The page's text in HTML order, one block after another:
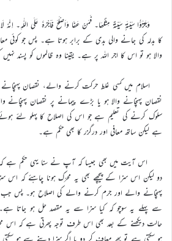
کا بدلہ کی جانے والی بدی کے برابر ہوتا ہے۔ پس جو
والا ہو تو اس کا اجر اللہ پر ہے۔ یقینا وہ ظالموں کو پسند نہیں
اسلام میں کسی غلط حرکت کرنے والے، نقصان
نقصان پہنچانے والا ہو یا بڑے پیمانے پر نقصان پہنچانے
سلوک کرنے کی تعلیم ہے جو اس کی اصلاح کا پہلو لئے
ہے لیکن ساتھ معافی اور درگزر کا بھی حکم ہے۔
اس آیت میں بھی جیسا کہ آپ نے سنا یہی حکم ہے کہ
دو لیکن اس سزا کے پیچھے بھی یہ محرّک ہونا چاہئے کہ
پہنچانے والے اور جرم کرنے والے کی اصلاح ہو۔ پس
سے پہلے یہ سوچو کہ کیا سزا سے یہ مقصد حل ہو جاتا
حالت دیکھنے کے بعد بھی اس طرف توجہ پھرتی ہے کہ
ہو سکتی ہے تو پھر معاف کر دو یا اگر سزا دینے سے ہو سکتی